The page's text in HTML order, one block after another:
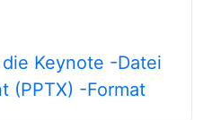
Keynote -Datei
(PPTX) -Format